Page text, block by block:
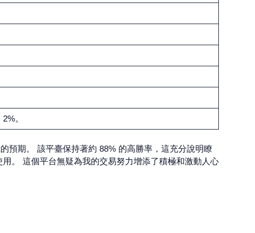
。
預期。 該平臺保持著約 88% 的高勝率，這充分說明瞭
。 這個平台無疑為我的交易努力增添了積極和激動人心